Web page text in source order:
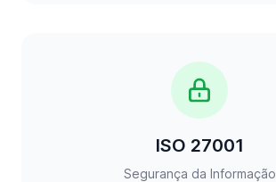
ISO 27001
Segurança da Informação